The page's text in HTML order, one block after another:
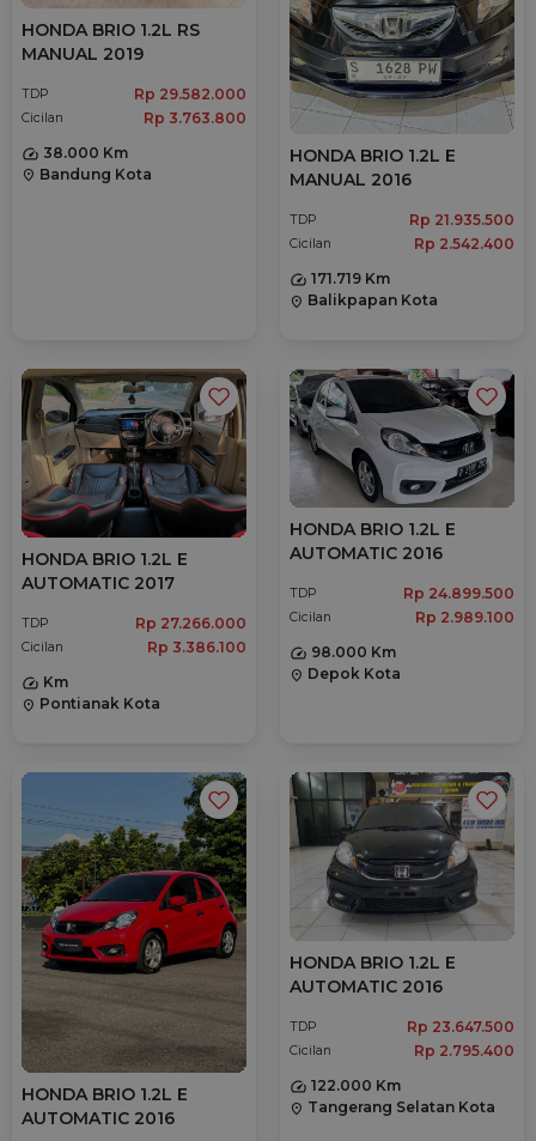
HONDA BRIO 1.2L RS
MANUAL 2019
TDP Rp 29.582.000
Cicilan
Rp 3.763.800
38.000 Km
location_on Bandung Kota
HONDA BRIO 1.2L E
MANUAL 2016
TDP Rp 21.935.500
Cicilan
Rp 2.542.400
171.719 Km
location_on Balikpapan Kota
HONDA BRIO 1.2L E
AUTOMATIC 2017
TDP Rp 27.266.000
Cicilan
Rp 3.386.100
Km
location_on Pontianak Kota
HONDA BRIO 1.2L E
AUTOMATIC 2016
TDP Rp 24.899.500
Cicilan
Rp 2.989.100
98.000 Km
location_on Depok Kota
HONDA BRIO 1.2L E
AUTOMATIC 2016
HONDA BRIO 1.2L E
AUTOMATIC 2016
TDP Rp 23.647.500
Cicilan
Rp 2.795.400
122.000 Km
location_on Tangerang Selatan Kota